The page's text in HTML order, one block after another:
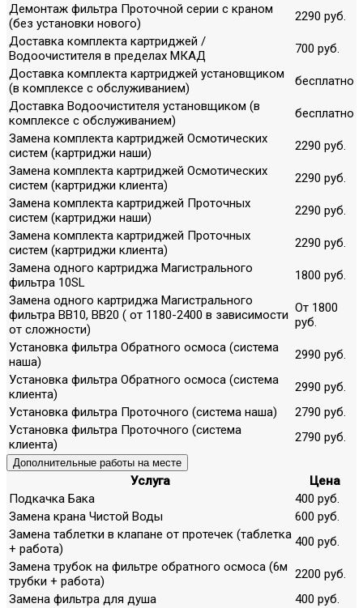
Демонтаж фильтра Проточной серии с краном
(без установки нового)
2290 руб.
Доставка комплекта картриджей /
Водоочистителя в пределах МКАД
700 руб.
Доставка комплекта картриджей установщиком
(в комплексе с обслуживанием)
бесплатно
Доставка Водоочистителя установщиком (в
комплексе с обслуживанием)
бесплатно
Замена комплекта картриджей Осмотических
систем (картриджи наши)
2290 руб.
Замена комплекта картриджей Осмотических
систем (картриджи клиента)
2290 руб.
Замена комплекта картриджей Проточных
систем (картриджи наши)
2290 руб.
Замена комплекта картриджей Проточных
систем (картриджи клиента)
2290 руб.
Замена одного картриджа Магистрального
фильтра 10SL
1800 руб.
Замена одного картриджа Магистрального
фильтра ВВ10, ВВ20 ( от 1180-2400 в зависимости
от сложности)
От 1800
руб.
Установка фильтра Обратного осмоса (система
наша)
2990 руб.
Установка фильтра Обратного осмоса (система
клиента)
2990 руб.
Установка фильтра Проточного (система наша)
2790 руб.
Установка фильтра Проточного (система
клиента)
2790 руб.
Дополнительные работы на месте
Услуга
Цена
Подкачка Бака
400 руб.
Замена крана Чистой Воды
600 руб.
Замена таблетки в клапане от протечек (таблетка
+ работа)
400 руб.
Замена трубок на фильтре обратного осмоса (6м
трубки + работа)
2200 руб.
Замена фильтра для душа
400 руб.